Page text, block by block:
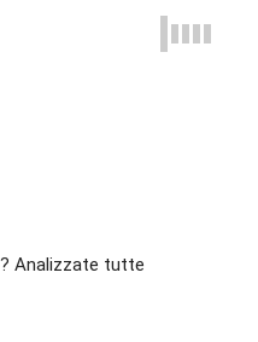
Analizzate tutte